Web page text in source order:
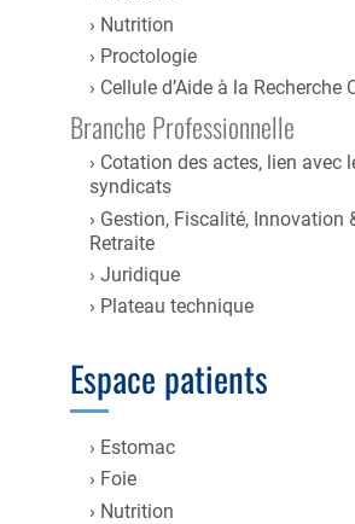
Nutrition
Proctologie
Cellule d’Aide à la Recherche
Branche Professionnelle
Cotation des actes, lien avec
syndicats
Gestion, Fiscalité, Innovation
Retraite
Juridique
Plateau technique
Espace patients
Estomac
Foie
Nutrition